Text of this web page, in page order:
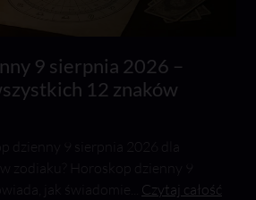
9 sierpnia 2026 –
12 znaków
Czytaj całość